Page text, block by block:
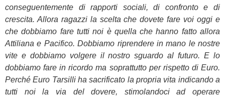
conseguentemente di rapporti sociali, di confronto e di
crescita. Allora ragazzi la scelta che dovete fare voi oggi e
che dobbiamo fare tutti noi è quella che hanno fatto allora
Attiliana e Pacifico. Dobbiamo riprendere in mano le nostre
vite e dobbiamo volgere il nostro sguardo al futuro. E lo
dobbiamo fare in ricordo ma soprattutto per rispetto di Euro.
Perché Euro Tarsilli ha sacrificato la propria vita indicando a
tutti noi la via del dovere, stimolandoci ad operare